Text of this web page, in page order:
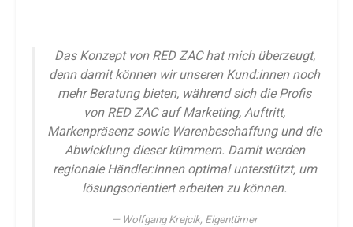
Das Konzept von RED ZAC hat mich überzeugt,
denn damit können wir unseren Kund:innen noch
mehr Beratung bieten, während sich die Profis
von RED ZAC auf Marketing, Auftritt,
Markenpräsenz sowie Warenbeschaffung und die
Abwicklung dieser kümmern. Damit werden
regionale Händler:innen optimal unterstützt, um
lösungsorientiert arbeiten zu können.
Wolfgang Krejcik, Eigentümer